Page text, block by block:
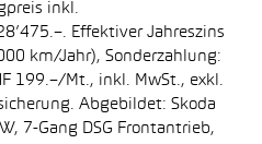
inkl.
Effektiver Jahreszins
km/Jahr), Sonderzahlung:
199.–/Mt., inkl. MwSt., exkl.
Abgebildet: Skoda
7-Gang DSG Frontantrieb,